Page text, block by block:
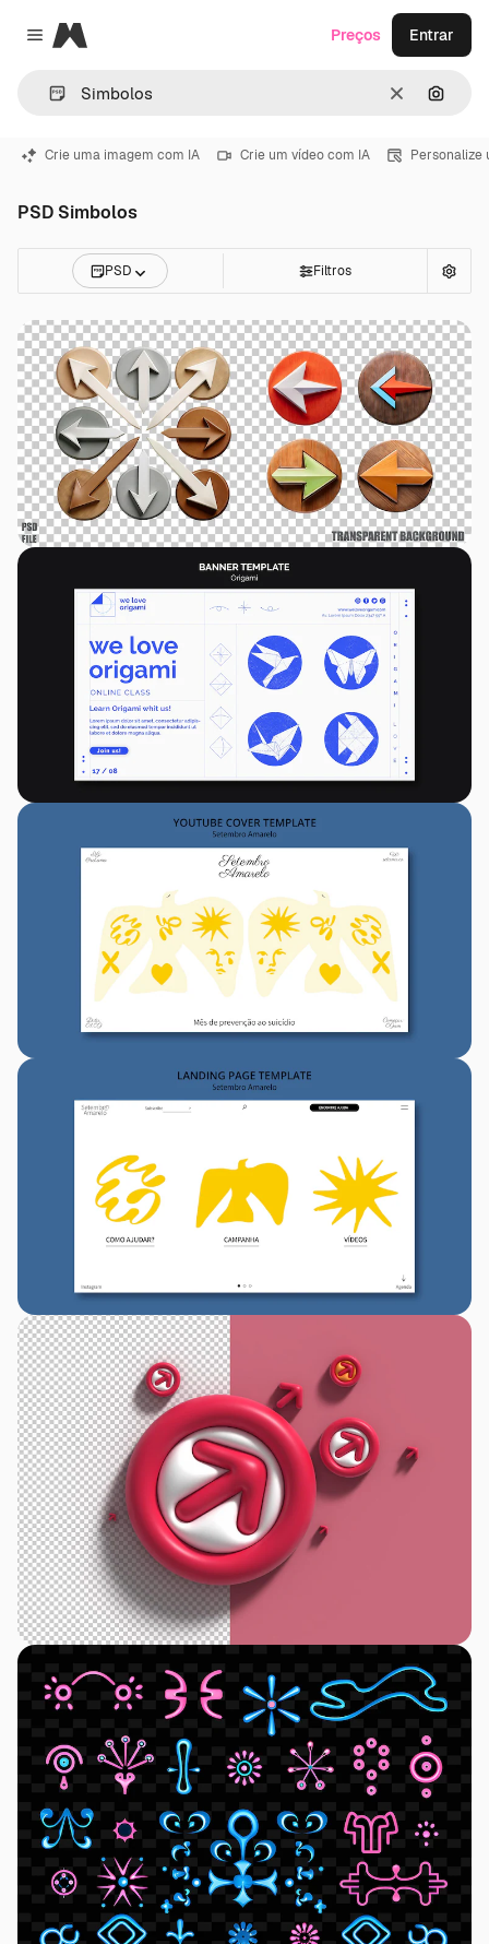
Close menu
Magnific
Limpar
Preços Entrar
Crie uma imagem com IA Crie um vídeo com IA Personalize
PSD Simbolos
PSD Filtros